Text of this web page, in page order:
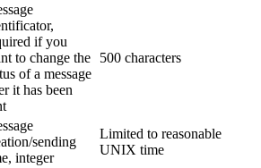
if you
to change the
of a message
it has been
500 characters
sending
integer
Limited to reasonable
UNIX time